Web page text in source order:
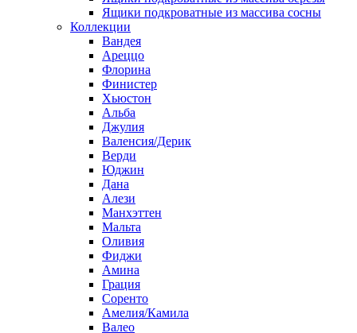
Ящики подкроватные из массива сосны
Коллекции
Вандея
Ареццо
Флорина
Финистер
Хьюстон
Альба
Джулия
Валенсия/Дерик
Верди
Юджин
Дана
Алези
Манхэттен
Мальта
Оливия
Фиджи
Амина
Грация
Соренто
Амелия/Камила
Валео